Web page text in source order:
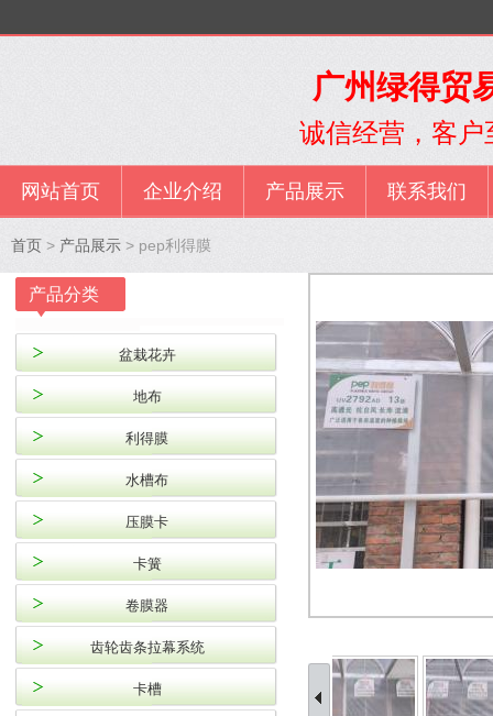
广州绿得贸
诚信经营，客
网站首页 企业介绍 产品展示 联系我们
首页 > 产品展示 > pep利得膜
产品分类
盆栽花卉
地布
利得膜
水槽布
压膜卡
卡簧
卷膜器
齿轮齿条拉幕系统
卡槽